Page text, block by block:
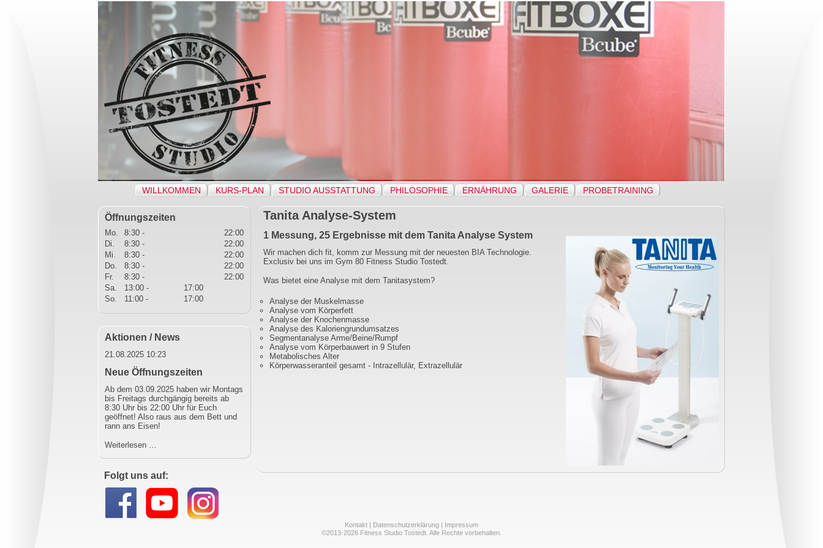
WILLKOMMEN KURS-PLAN STUDIO AUSSTATTUNG PHILOSOPHIE ERNÄHRUNG GALERIE PROBETRAINING
Tanita Analyse-System
1 Messung, 25 Ergebnisse mit dem Tanita Analyse System
Wir machen dich fit, komm zur Messung mit der neuesten BIA Technologie.
Exclusiv bei uns im Gym 80 Fitness Studio Tostedt.
Was bietet eine Analyse mit dem Tanitasystem?
Analyse der Muskelmasse
Analyse vom Körperfett
Analyse der Knochenmasse
Analyse des Kaloriengrundumsatzes
Segmentanalyse Arme/Beine/Rumpf
Analyse vom Körperbauwert in 9 Stufen
Metabolisches Alter
Körperwasseranteil gesamt - Intrazellulär, Extrazellulär
Öffnungszeiten
Mo. 8:30 -
22:00
Di.
8:30 -
22:00
Mi.
8:30 -
22:00
Do.
8:30 -
22:00
Fr.
8:30 -
22:00
Sa.
13:00 -
17:00
So.
11:00 - 17:00
Aktionen / News
21.08.2025 10:23
Neue Öffnungszeiten
Ab dem 03.09.2025 haben wir Montags
bis Freitags durchgängig bereits ab
8:30 Uhr bis 22:00 Uhr für Euch
geöffnet! Also raus aus dem Bett und
rann ans Eisen!
Weiterlesen …
Folgt uns auf:
Kontakt | Datenschutzerklärung | Impressum
©2013-2026 Fitness Studio Tostedt. Alle Rechte vorbehalten.